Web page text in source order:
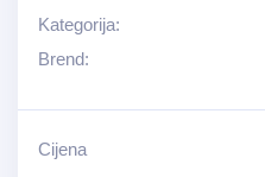
Kategorija:
Brend:
Cijena